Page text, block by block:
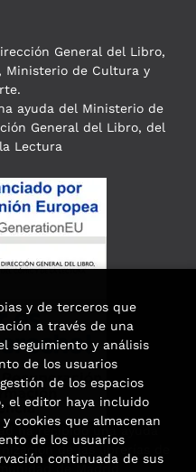
General del Libro,
Ministerio de Cultura y
ayuda del Ministerio de
General del Libro, del
Lectura
ha recibido una ayuda
de las librerías de
de Madrid
y de terceros que
a través de una
seguimiento y análisis
de los usuarios
de los espacios
el editor haya incluido
cookies que almacenan
de los usuarios
continuada de sus